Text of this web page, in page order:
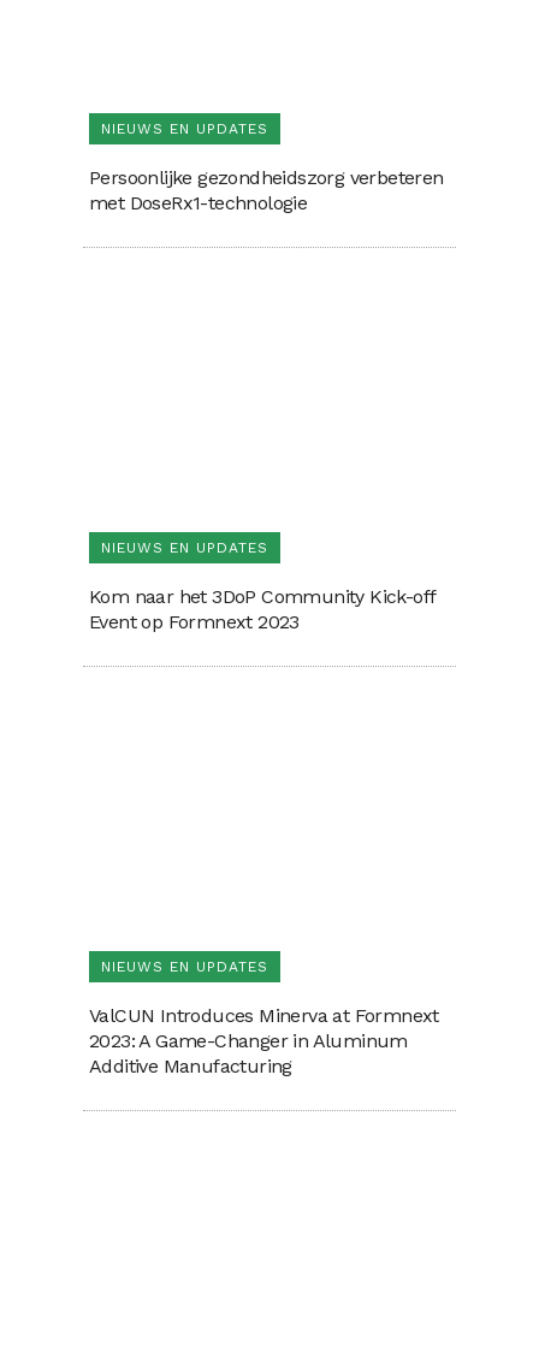
NIEUWS EN UPDATES
Persoonlijke gezondheidszorg verbeteren
met DoseRx1-technologie
NIEUWS EN UPDATES
Kom naar het 3DoP Community Kick-off
Event op Formnext 2023
NIEUWS EN UPDATES
ValCUN Introduces Minerva at Formnext
2023: A Game-Changer in Aluminum
Additive Manufacturing